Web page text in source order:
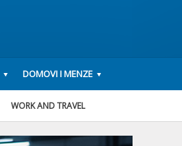
DOMOVI I MENZE
WORK AND TRAVEL